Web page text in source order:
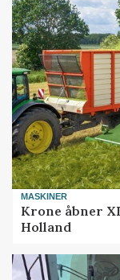
MASKINER
Krone åbner
Holland